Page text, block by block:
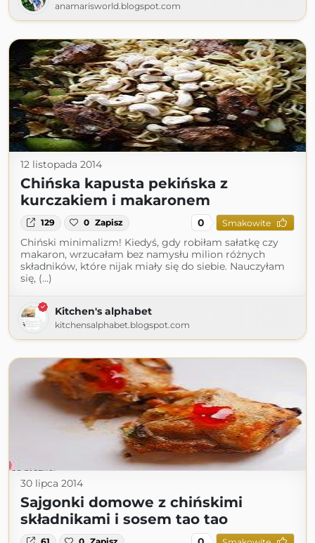
anamarisworld.blogspot.com
12 listopada 2014
Chińska kapusta pekińska z
kurczakiem i makaronem
129 0 Zapisz 0 Smakowite
Chiński minimalizm! Kiedyś, gdy robiłam sałatkę czy
makaron, wrzucałam bez namysłu milion różnych
składników, które nijak miały się do siebie. Nauczyłam
się, (...)
Kitchen's alphabet
kitchensalphabet.blogspot.com
30 lipca 2014
Sajgonki domowe z chińskimi
składnikami i sosem tao tao